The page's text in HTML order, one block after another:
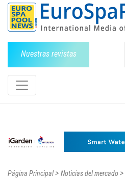
Nuestras revistas
Página Principal> Noticias del mercado >